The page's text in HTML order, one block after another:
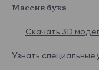
Массив бука
Скачать 3D
Узнать специальные